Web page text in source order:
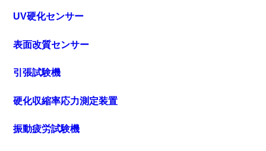
UV硬化センサー
表面改質センサー
引張試験機
硬化収縮率応力測定装置
振動疲労試験機